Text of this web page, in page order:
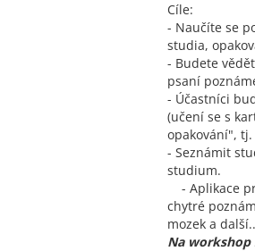
Cíle:
- Naučíte se
studia,
- Budete
psaní
- Účastníci
(učení se s
opakování",
- Seznámit
studium.
- Aplikace
chytré
mozek a
Na